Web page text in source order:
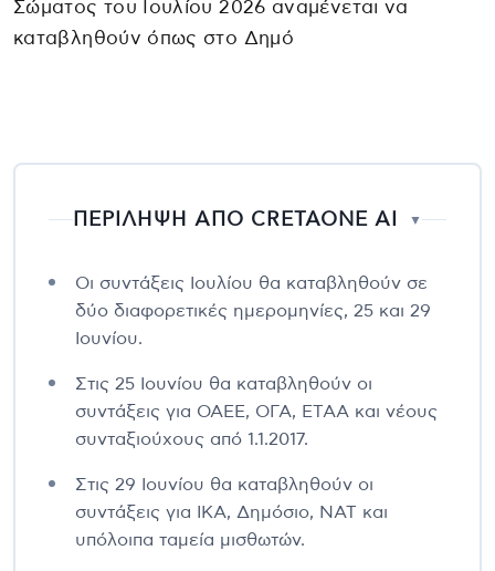
Σώματος του Ιουλίου 2026 αναμένεται να
καταβληθούν όπως στο Δημό
ΠΕΡΙΛΗΨΗ ΑΠΟ CRETAONE AI ▼
Οι συντάξεις Ιουλίου θα καταβληθούν σε
δύο διαφορετικές ημερομηνίες, 25 και 29
Ιουνίου.
Στις 25 Ιουνίου θα καταβληθούν οι
συντάξεις για ΟΑΕΕ, ΟΓΑ, ΕΤΑΑ και νέους
συνταξιούχους από 1.1.2017.
Στις 29 Ιουνίου θα καταβληθούν οι
συντάξεις για ΙΚΑ, Δημόσιο, ΝΑΤ και
υπόλοιπα ταμεία μισθωτών.